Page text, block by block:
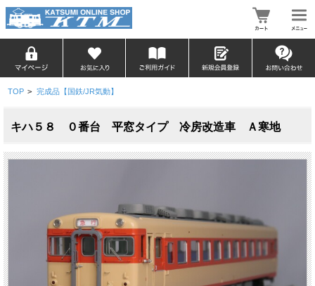
TOP > 完成品【国鉄/JR気動】
キハ５８ ０番台 平窓タイプ 冷房改造車 Ａ寒地